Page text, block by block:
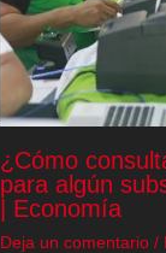
¿Cómo
para algún
| Economía
Deja un comentario /